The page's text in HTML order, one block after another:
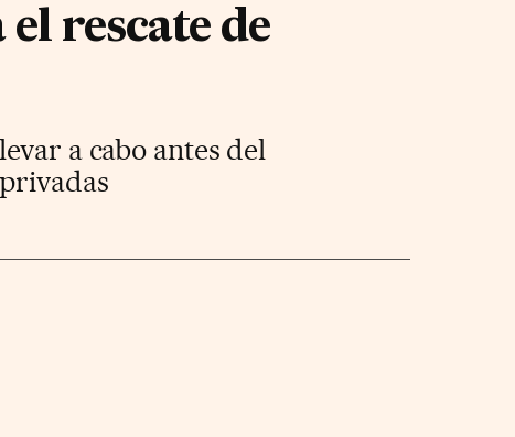
rescate de
a cabo antes del